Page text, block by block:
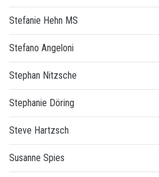
Stefanie Hehn MS
Stefano Angeloni
Stephan Nitzsche
Stephanie Döring
Steve Hartzsch
Susanne Spies